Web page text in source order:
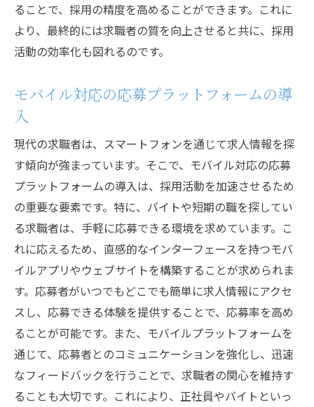
ることで、採用の精度を高めることができます。これに
より、最終的には求職者の質を向上させると共に、採用
活動の効率化も図れるのです。
モバイル対応の応募プラットフォームの導
入
現代の求職者は、スマートフォンを通じて求人情報を探
す傾向が強まっています。そこで、モバイル対応の応募
プラットフォームの導入は、採用活動を加速させるため
の重要な要素です。特に、バイトや短期の職を探してい
る求職者は、手軽に応募できる環境を求めています。こ
れに応えるため、直感的なインターフェースを持つモバ
イルアプリやウェブサイトを構築することが求められま
す。応募者がいつでもどこでも簡単に求人情報にアクセ
スし、応募できる体験を提供することで、応募率を高め
ることが可能です。また、モバイルプラットフォームを
通じて、応募者とのコミュニケーションを強化し、迅速
なフィードバックを行うことで、求職者の関心を維持す
ることも大切です。これにより、正社員やバイトといっ